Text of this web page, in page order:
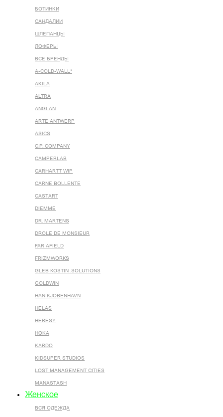
БОТИНКИ
САНДАЛИИ
ШЛЕПАНЦЫ
ЛОФЕРЫ
ВСЕ БРЕНДЫ
A-COLD-WALL*
AKILA
ALTRA
ANGLAN
ARTE ANTWERP
ASICS
C.P. COMPANY
CAMPERLAB
CARHARTT WIP
CARNE BOLLENTE
CASTART
DIEMME
DR. MARTENS
DROLE DE MONSIEUR
FAR AFIELD
FRIZMWORKS
GLEB KOSTIN .SOLUTIONS
GOLDWIN
HAN KJOBENHAVN
HELAS
HERESY
HOKA
KARDO
KIDSUPER STUDIOS
LOST MANAGEMENT CITIES
MANASTASH
Женское
ВСЯ ОДЕЖДА